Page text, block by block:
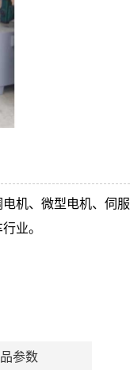
机、微型电机、伺服
业。
参数